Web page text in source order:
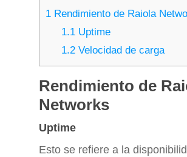
1 Rendimiento de Raiola
1.1Uptime
1.2Velocidad de carga
Rendimiento de
Networks
Uptime
Esto se refiere a la